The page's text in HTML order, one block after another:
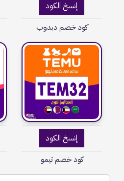
إنسخ الكود
كود خصم دبدوب
إنسخ الكود
كود خصم تيمو